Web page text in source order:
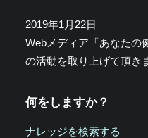
2019年1月22日
Webメディア「あなたの
の活動を取り上げて頂き
何をしますか？
ナレッジを検索する